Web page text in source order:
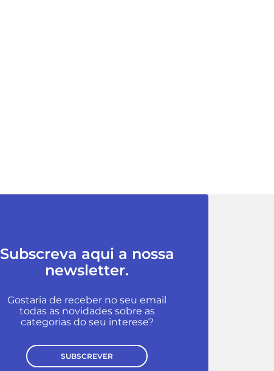
Subscreva aqui a nossa
newsletter.
Gostaria de receber no seu email
todas as novidades sobre as
categorias do seu interese?
SUBSCREVER